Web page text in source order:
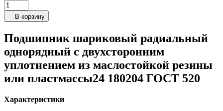
В корзину
Подшипник шариковый радиальный
однорядный с двухсторонним
уплотнением из маслостойкой резины
или пластмассы24 180204 ГОСТ 520
Характеристики